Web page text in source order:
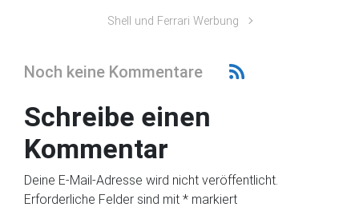
Shell und Ferrari Werbung
Noch keine Kommentare
Schreibe einen
Kommentar
Deine E-Mail-Adresse wird nicht veröffentlicht.
Erforderliche Felder sind mit * markiert